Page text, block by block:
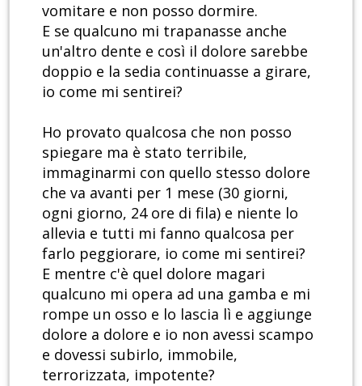
vomitare e non posso dormire.
E se qualcuno mi trapanasse anche
un'altro dente e così il dolore sarebbe
doppio e la sedia continuasse a girare,
io come mi sentirei?
Ho provato qualcosa che non posso
spiegare ma è stato terribile,
immaginarmi con quello stesso dolore
che va avanti per 1 mese (30 giorni,
ogni giorno, 24 ore di fila) e niente lo
allevia e tutti mi fanno qualcosa per
farlo peggiorare, io come mi sentirei?
E mentre c'è quel dolore magari
qualcuno mi opera ad una gamba e mi
rompe un osso e lo lascia lì e aggiunge
dolore a dolore e io non avessi scampo
e dovessi subirlo, immobile,
terrorizzata, impotente?